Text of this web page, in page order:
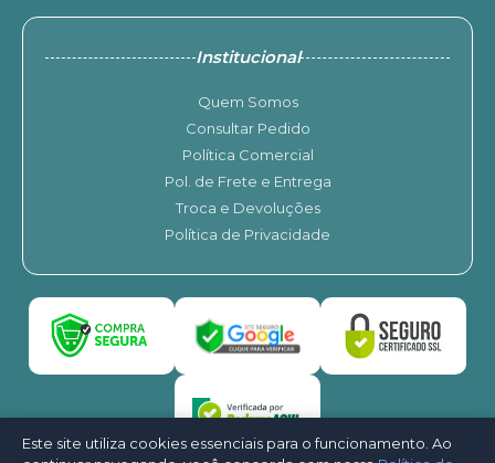
Institucional
Quem Somos
Consultar Pedido
Política Comercial
Pol. de Frete e Entrega
Troca e Devoluções
Política de Privacidade
Este site utiliza cookies essenciais para o funcionamento. Ao